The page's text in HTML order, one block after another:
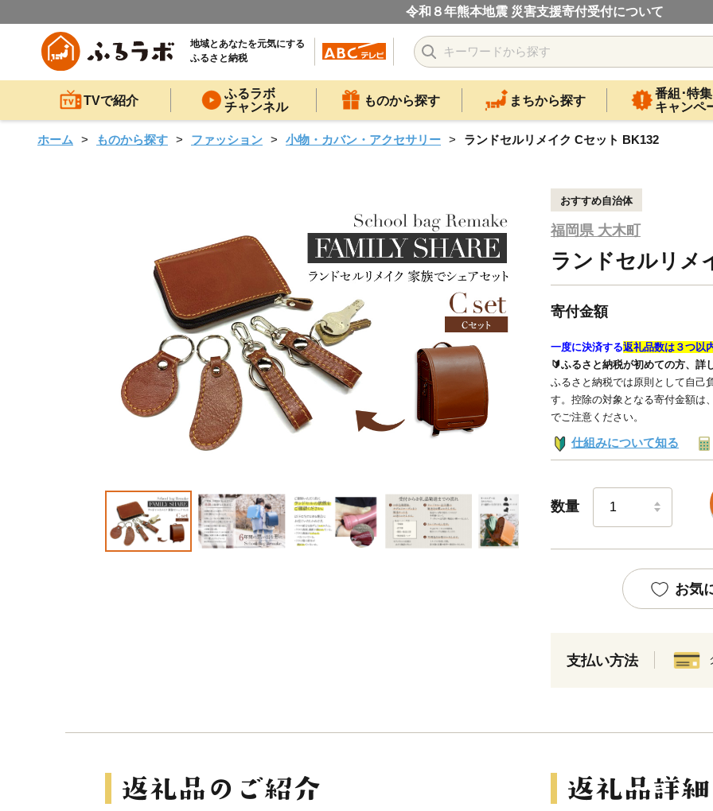
令和８年熊本地震 災害支援寄付受付について
地域とあなたを元気にする
ふるさと納税
TVで紹介
ふるラボ
チャンネル
ものから探す まちから探す
番組･特集
キャンペ
ホーム ものから探す ファッション 小物・カバン・アクセサリー ランドセルリメイク Cセット BK132
おすすめ自治体
福岡県 大木町
ランドセルリメ
寄付金額
一度に決済する返礼品数は３つ以
🔰ふるさと納税が初めての方、詳
ふるさと納税では原則として自己
す。控除の対象となる寄付金額は
でご注意ください。
仕組みについて知る
数量
お気
支払い方法